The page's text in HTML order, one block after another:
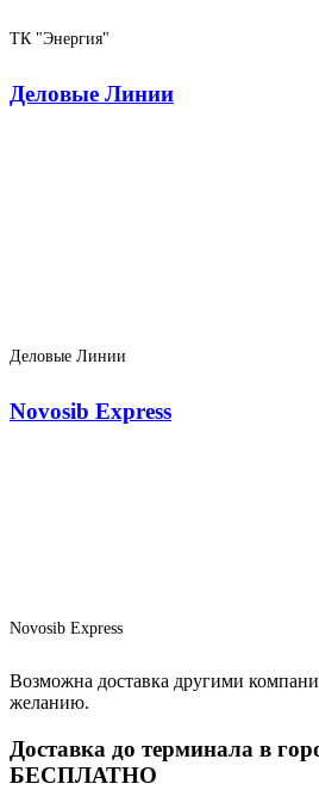
ТК "Энергия"
Деловые Линии
Деловые Линии
Novosib Express
Novosib Express
Возможна доставка другими
желанию.
Доставка до терминала в
БЕСПЛАТНО